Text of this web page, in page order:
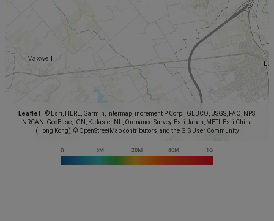
Leaflet
© Esri, HERE, Garmin, Intermap, increment P Corp., GEBCO, USGS, FAO, NPS,
NRCAN, GeoBase, IGN, Kadaster NL, Ordnance Survey, Esri Japan, METI, Esri China
(Hong Kong), © OpenStreetMap contributors, and the GIS User Community